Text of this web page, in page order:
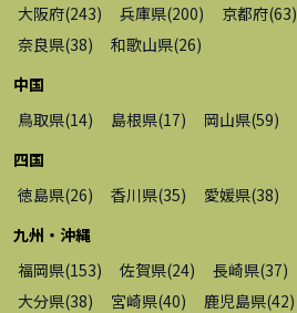
大阪府(243) 兵庫県(200) 京都府(63)
奈良県(38) 和歌山県(26)
中国
鳥取県(14) 島根県(17) 岡山県(59)
四国
徳島県(26) 香川県(35) 愛媛県(38)
九州・沖縄
福岡県(153) 佐賀県(24) 長崎県(37)
大分県(38) 宮崎県(40) 鹿児島県(42)